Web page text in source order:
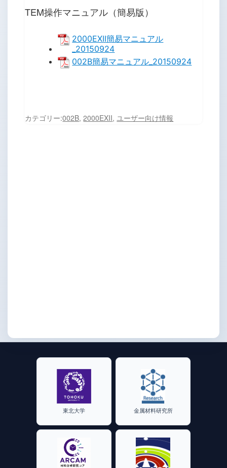
TEM操作マニュアル（簡易版）
2000EXII簡易マニュアル
_20150924
002B簡易マニュアル_20150924
カテゴリー:002B,2000EXII, ユーザー向け情報
東北大学 金属材料研究所